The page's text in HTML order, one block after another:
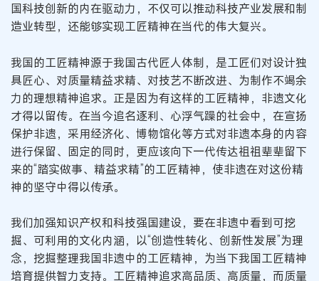
国科技创新的内在驱动力，不仅可以推动科技产业发展和制
造业转型，还能够实现工匠精神在当代的伟大复兴。
我国的工匠精神源于我国古代匠人体制，是工匠们对设计独
具匠心、对质量精益求精、对技艺不断改进、为制作不竭余
力的理想精神追求。正是因为有这样的工匠精神，非遗文化
才得以留传。在当今追名逐利、心浮气躁的社会中，在宣扬
保护非遗，采用经济化、博物馆化等方式对非遗本身的内容
进行保留、固定的同时，更应该向下一代传达祖祖辈辈留下
来的“踏实做事、精益求精”的工匠精神，使非遗在对这份精
神的坚守中得以传承。
我们加强知识产权和科技强国建设，要在非遗中看到可挖
掘、可利用的文化内涵，以“创造性转化、创新性发展”为理
念，挖掘整理我国非遗中的工匠精神，为当下我国工匠精神
培育提供智力支持。工匠精神追求高品质、高质量，而质量